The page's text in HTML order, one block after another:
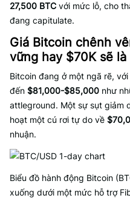
27,500 BTC với mức lỗ, cho
đang capitulate.
Giá Bitcoin chênh
vững hay $70K sẽ
Bitcoin đang ở một ngã rẽ,
đến $81,000-$85,000 như
attleground. Một sự sụt giảm
hoạt một cú rơi tự do về
nhuận.
Biểu đồ hành động Bitcoin
xuống dưới một mức hỗ trợ